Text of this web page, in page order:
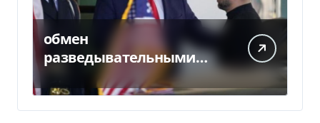
обмен
разведывательными
данными между
Украиной и США
значительно вырос, —